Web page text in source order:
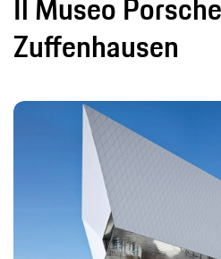
Zuffenhausen